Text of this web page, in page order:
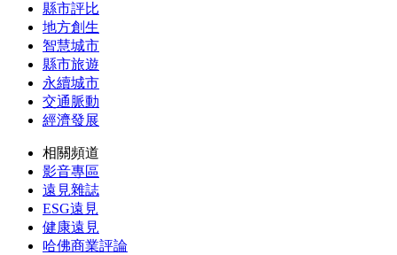
縣市評比
地方創生
智慧城市
縣市旅遊
永續城市
交通脈動
經濟發展
相關頻道
影音專區
遠見雜誌
ESG遠見
健康遠見
哈佛商業評論